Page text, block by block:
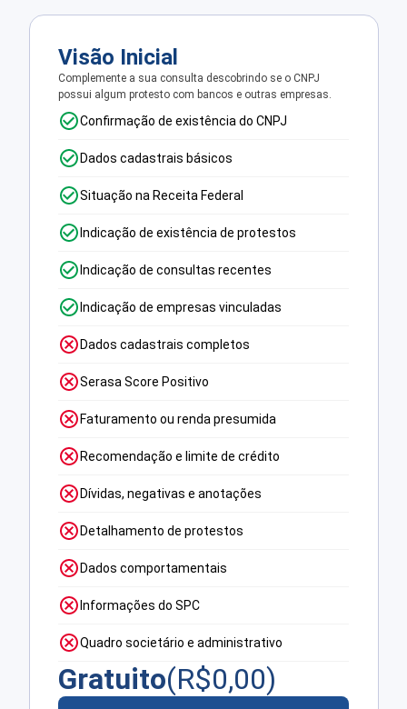
Visão Inicial
Complemente a sua consulta descobrindo se o CNPJ
possui algum protesto com bancos e outras empresas.
Confirmação de existência do CNPJ
Dados cadastrais básicos
Situação na Receita Federal
Indicação de existência de protestos
Indicação de consultas recentes
Indicação de empresas vinculadas
Dados cadastrais completos
Serasa Score Positivo
Faturamento ou renda presumida
Recomendação e limite de crédito
Dívidas, negativas e anotações
Detalhamento de protestos
Dados comportamentais
Informações do SPC
Quadro societário e administrativo
Gratuito(R$0,00)